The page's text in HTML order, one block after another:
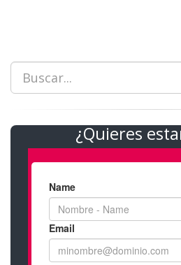
¿Quieres